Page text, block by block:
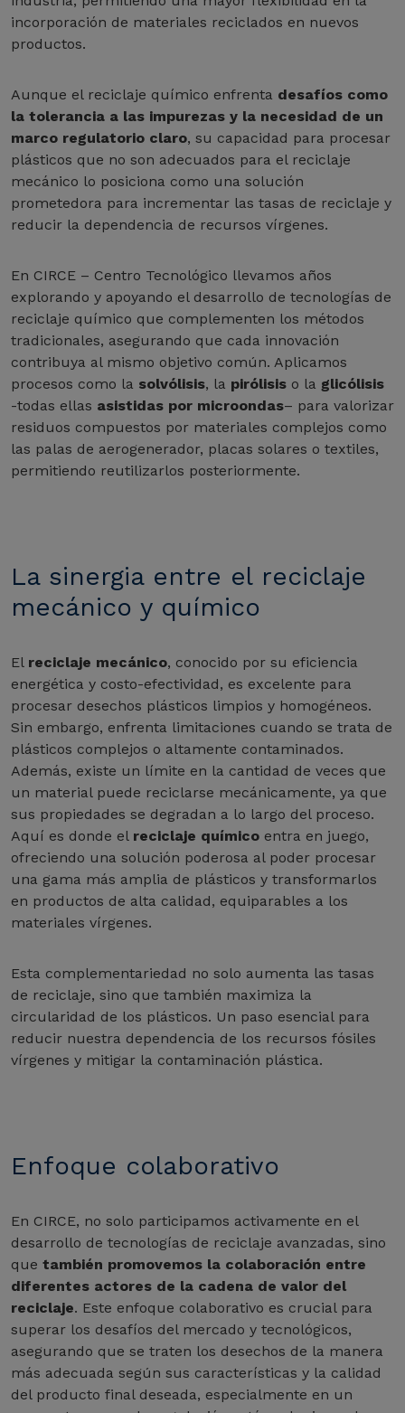
incorporación de materiales reciclados en nuevos
productos.
Aunque el reciclaje químico enfrenta desafíos como
la tolerancia a las impurezas y la necesidad de un
marco regulatorio claro, su capacidad para procesar
plásticos que no son adecuados para el reciclaje
mecánico lo posiciona como una solución
prometedora para incrementar las tasas de reciclaje y
reducir la dependencia de recursos vírgenes.
En CIRCE – Centro Tecnológico llevamos años
explorando y apoyando el desarrollo de tecnologías de
reciclaje químico que complementen los métodos
tradicionales, asegurando que cada innovación
contribuya al mismo objetivo común. Aplicamos
procesos como la solvólisis, la pirólisis o la glicólisis
-todas ellas asistidas por microondas– para valorizar
residuos compuestos por materiales complejos como
las palas de aerogenerador, placas solares o textiles,
permitiendo reutilizarlos posteriormente.
La sinergia entre el reciclaje
mecánico y químico
El reciclaje mecánico, conocido por su eficiencia
energética y costo-efectividad, es excelente para
procesar desechos plásticos limpios y homogéneos.
Sin embargo, enfrenta limitaciones cuando se trata de
plásticos complejos o altamente contaminados.
Además, existe un límite en la cantidad de veces que
un material puede reciclarse mecánicamente, ya que
sus propiedades se degradan a lo largo del proceso.
Aquí es donde el reciclaje químico entra en juego,
ofreciendo una solución poderosa al poder procesar
una gama más amplia de plásticos y transformarlos
en productos de alta calidad, equiparables a los
materiales vírgenes.
Esta complementariedad no solo aumenta las tasas
de reciclaje, sino que también maximiza la
circularidad de los plásticos. Un paso esencial para
reducir nuestra dependencia de los recursos fósiles
vírgenes y mitigar la contaminación plástica.
Enfoque colaborativo
En CIRCE, no solo participamos activamente en el
desarrollo de tecnologías de reciclaje avanzadas, sino
que también promovemos la colaboración entre
diferentes actores de la cadena de valor del
reciclaje. Este enfoque colaborativo es crucial para
superar los desafíos del mercado y tecnológicos,
asegurando que se traten los desechos de la manera
más adecuada según sus características y la calidad
del producto final deseada, especialmente en un